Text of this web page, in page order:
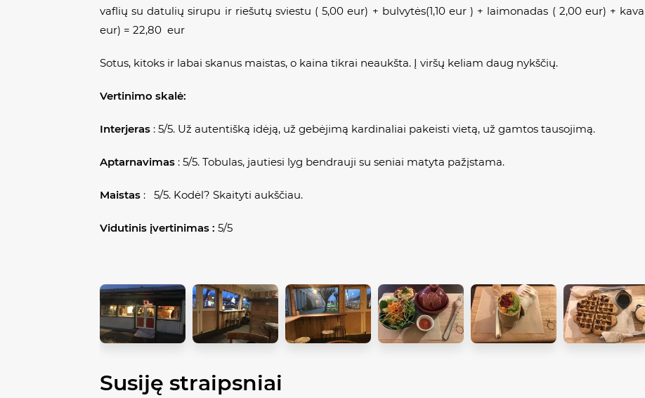
vaflių su datulių sirupu ir riešutų sviestu ( 5,00 eur) + bulvytės(1,10 eur ) + laimonadas ( 2,00 eur) + kava
eur) = 22,80 eur
Sotus, kitoks ir labai skanus maistas, o kaina tikrai neaukšta. Į viršų keliam daug nykščių.
Vertinimo skalė:
Interjeras : 5/5. Už autentišką idėją, už gebėjimą kardinaliai pakeisti vietą, už gamtos tausojimą.
Aptarnavimas : 5/5. Tobulas, jautiesi lyg bendrauji su seniai matyta pažįstama.
Maistas : 5/5. Kodėl? Skaityti aukščiau.
Vidutinis įvertinimas : 5/5
Susiję straipsniai